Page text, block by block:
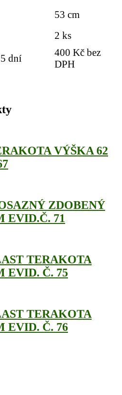
53 cm
2 ks
dní
400 Kč bez
DPH
VÝŠKA 62
ZDOBENÝ
EVID.Č. 71
TERAKOTA
EVID. Č. 75
TERAKOTA
EVID. Č. 76